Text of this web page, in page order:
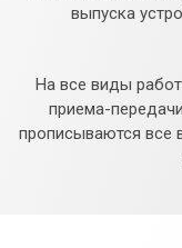
выпуска
На все виды
приема-
прописываются все